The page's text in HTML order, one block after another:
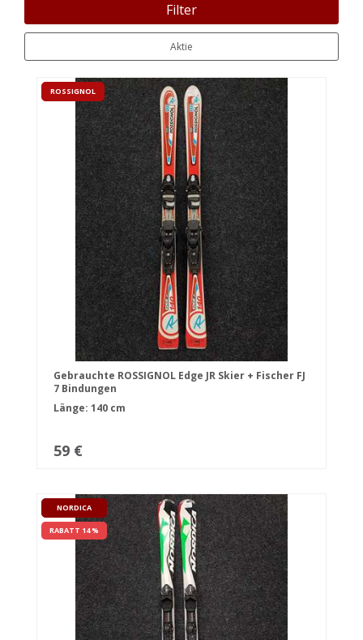
Filter
Aktie
ROSSIGNOL
Gebrauchte ROSSIGNOL Edge JR Skier + Fischer FJ
7 Bindungen
Länge: 140 cm
59 €
NORDICA
RABATT 14 %